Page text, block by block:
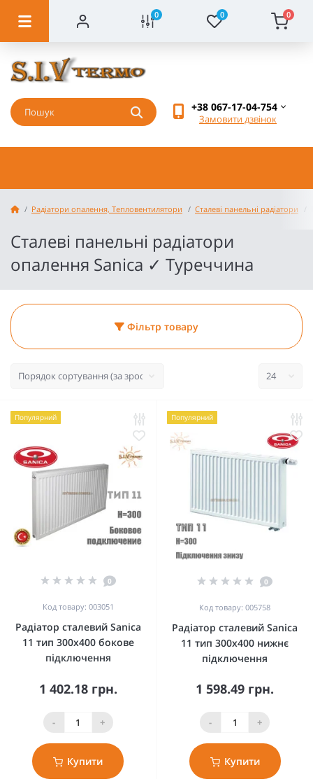
0 0 0
+38 067-17-04-754
Замовити дзвінок
Радіатори опалення, Тепловентилятори Сталеві панельні радіатори
Сталеві панельні радіатори
опалення Sanica ✓ Туреччина
Фільтр товару
Популярний
0
Код товару: 003051
Радіатор сталевий Sanica
11 тип 300x400 бокове
підключення
1 402.18 грн.
- +
Купити
Популярний
0
Код товару: 005758
Радіатор сталевий Sanica
11 тип 300x400 нижнє
підключення
1 598.49 грн.
- +
Купити